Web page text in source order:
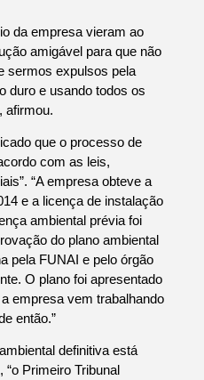
da empresa vieram ao
amigável para que não
sermos expulsos pela
duro e usando todos os
afirmou.
que o processo de
com as leis,
“A empresa obteve a
e a licença de instalação
ambiental prévia foi
do plano ambiental
pela FUNAI e pelo órgão
O plano foi apresentado
empresa vem trabalhando
então.”
definitiva está
Primeiro Tribunal